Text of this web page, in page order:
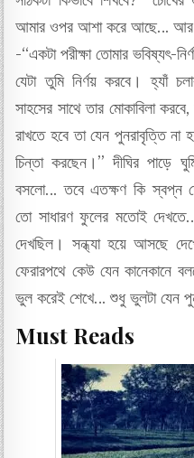
আমার ওপর আশা করে আছে… আর
-“একটা পরীক্ষা তোমার ভবিষ্যৎ-
যেটা তুমি নির্ণয় করবে। হ্যাঁ
সাহসের সাথে তার মোকাবিলা
রাখতে হবে তা যেন পুনরাবৃত্তি
চিন্তা করছেন।” দীঘির পাড়ে
বসলো… তবে এতক্ষণ কি স্বপ্ন
তো সাধারণ ফুলের মতোই
দেখছিল। সন্ধ্যা হয়ে আসছে
ফেরারপথে কেউ যেন কানেকানে
ভুল করেই শেখে… শুধু ভুলটা যেন
Must Reads